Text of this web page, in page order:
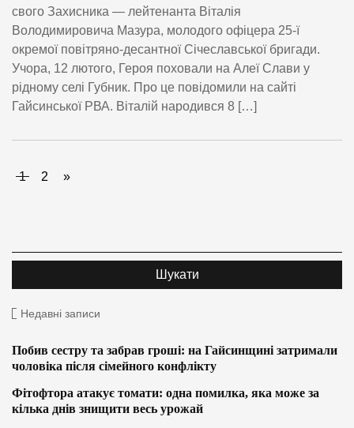
свого Захисника — лейтенанта Віталія
Володимировича Мазура, молодого офіцера 25-ї
окремої повітряно-десантної Січеславської бригади.
Учора, 12 лютого, Героя поховали на Алеї Слави у
рідному селі Губник. Про це повідомили на сайті
Гайсинської РВА. Віталій народився 8 […]
1 2 »
Недавні записи
Побив сестру та забрав гроші: на Гайсинщині затримали
чоловіка після сімейного конфлікту
Фітофтора атакує томати: одна помилка, яка може за
кілька днів знищити весь урожай